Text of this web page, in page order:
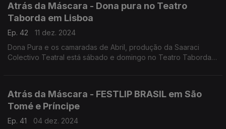
Atrás da Máscara - Dona pura no Teatro
Taborda em Lisboa
Ep. 42
11 dez. 2024
Dona Pura e os camaradas de Abril, produção da Saaraci
Colectivo Teatral está sábado e domingo no Teatro Taborda
Atrás da Máscara - FESTLIP BRASIL em São
Tomé e Príncipe
Ep. 41
04 dez. 2024